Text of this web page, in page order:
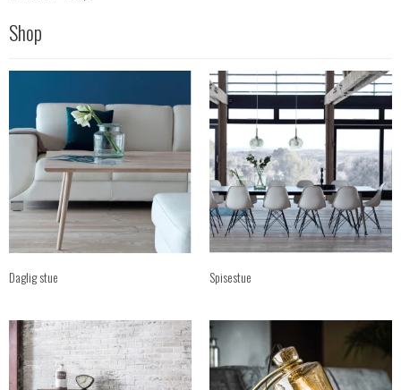
Shop
Daglig stue Spisestue